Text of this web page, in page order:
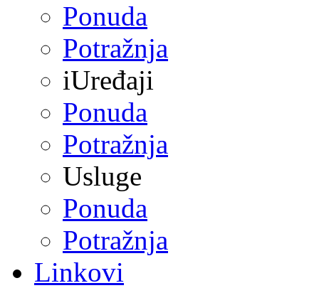
Ponuda
Potražnja
iUređaji
Ponuda
Potražnja
Usluge
Ponuda
Potražnja
Linkovi